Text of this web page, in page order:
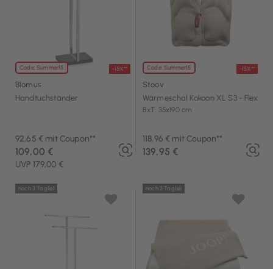
Code: Summer15 -15%**
Blomus
Handtuchständer
92,65 € mit Coupon**
UVP 179,00 €
109,00 €
Code: Summer15 -15%**
Stoov
Wärmeschal Kokoon XL S3 - Flex
BxT: 35x190 cm
118,96 € mit Coupon**
139,95 €
noch 3 Tag(e) noch 3 Tag(e)